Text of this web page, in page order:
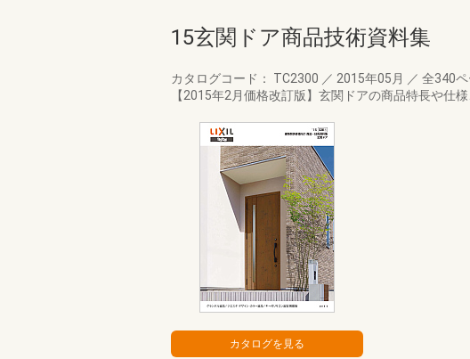
15玄関ドア商品技術資料集
カタログコード： TC2300 ／ 2015年05月 ／ 全340
【2015年2月価格改訂版】玄関ドアの商品特長や仕